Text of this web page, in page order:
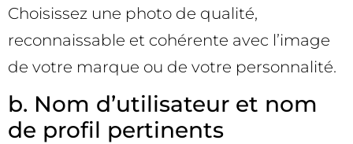
Choisissez une photo de qualité,
reconnaissable et cohérente avec l’image
de votre marque ou de votre personnalité.
b. Nom d’utilisateur et nom
de profil pertinents